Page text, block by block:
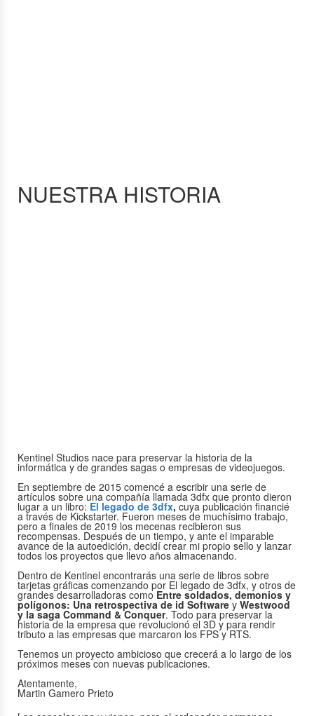
NUESTRA HISTORIA
Kentinel Studios nace para preservar la historia de la
informática y de grandes sagas o empresas de videojuegos.
En septiembre de 2015 comencé a escribir una serie de
artículos sobre una compañía llamada 3dfx que pronto dieron
lugar a un libro: El legado de 3dfx, cuya publicación financié
a través de Kickstarter. Fueron meses de muchísimo trabajo,
pero a finales de 2019 los mecenas recibieron sus
recompensas. Después de un tiempo, y ante el imparable
avance de la autoedición, decidí crear mi propio sello y lanzar
todos los proyectos que llevo años almacenando.
Dentro de Kentinel encontrarás una serie de libros sobre
tarjetas gráficas comenzando por El legado de 3dfx, y otros de
grandes desarrolladoras como Entre soldados, demonios y
polígonos: Una retrospectiva de id Softwarey Westwood
y la saga Command & Conquer. Todo para preservar la
historia de la empresa que revolucionó el 3D y para rendir
tributo a las empresas que marcaron los FPS y RTS.
Tenemos un proyecto ambicioso que crecerá a lo largo de los
próximos meses con nuevas publicaciones.
Atentamente,
Martin Gamero Prieto